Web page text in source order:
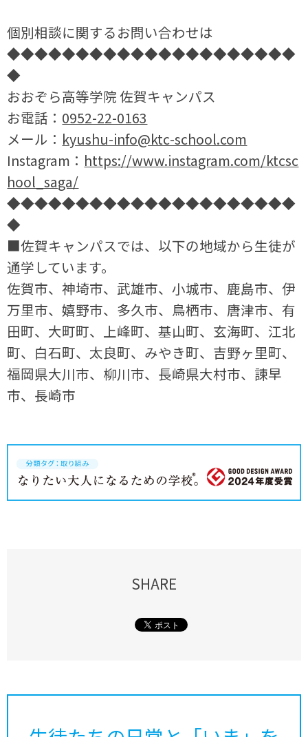
個別相談に関するお問い合わせは
◆◆◆◆◆◆◆◆◆◆◆◆◆◆◆◆◆◆◆◆◆
◆
おおぞら高等学院 佐賀キャンパス
お電話： 0952-22-0163
メール： kyushu-info@ktc-school.com
Instagram： https://www.instagram.com/ktcsc
hool_saga/
◆◆◆◆◆◆◆◆◆◆◆◆◆◆◆◆◆◆◆◆◆
◆
■佐賀キャンパスでは、以下の地域から生徒が
通学しています。
佐賀市、神埼市、武雄市、小城市、鹿島市、伊
万里市、嬉野市、多久市、鳥栖市、唐津市、有
田町、大町町、上峰町、基山町、玄海町、江北
町、白石町、太良町、みやき町、吉野ヶ里町、
福岡県大川市、柳川市、長崎県大村市、諫早
市、長崎市
SHARE